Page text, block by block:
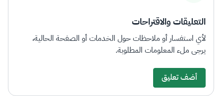
التعليقات والاقتراحات
لأي استفسار أو ملاحظات حول الخدمات أو الصفحة الحالية،
يرجى ملء المعلومات المطلوبة.
أضف تعليق